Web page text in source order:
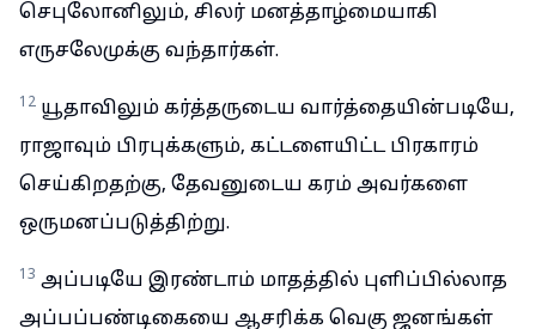
செபுலோனிலும், சிலர் மனத்தாழ்மையாகி
எருசலேமுக்கு வந்தார்கள்.
12 யூதாவிலும் கர்த்தருடைய வார்த்தையின்படியே,
ராஜாவும் பிரபுக்களும், கட்டளையிட்ட பிரகாரம்
செய்கிறதற்கு, தேவனுடைய கரம் அவர்களை
ஒருமனப்படுத்திற்று.
13 அப்படியே இரண்டாம் மாதத்தில் புளிப்பில்லாத
அப்பப்பண்டிகையை ஆசரிக்க வெகு ஜனங்கள்